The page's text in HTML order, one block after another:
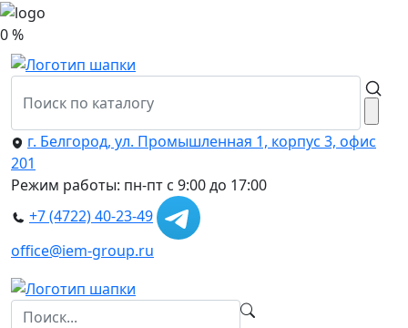
0 %
г. Белгород, ул. Промышленная 1, корпус 3, офис
201
Режим работы: пн-пт с 9:00 до 17:00
+7 (4722) 40-23-49
office@iem-group.ru